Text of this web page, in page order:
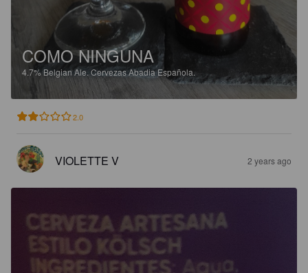
COMO NINGUNA
4.7%Belgian Ale. Cervezas Abadia Española.
2.0
VIOLETTE V 2 years ago